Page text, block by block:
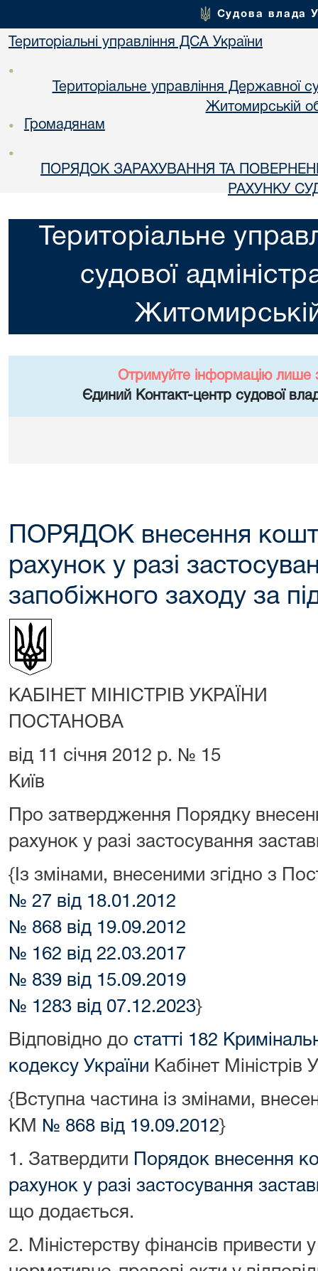
Судова влада
Територіальні управління ДСА України
•
Територіальне управління Державної
Житомирській
• Громадянам
•
ПОРЯДОК ЗАРАХУВАННЯ ТА
РАХУНКУ
Територіальне
судової
Отримуйте інформацію лише
Єдиний Контакт-центр судової
ПОРЯДОК внесення
рахунок у разі
запобіжного заходу за
КАБІНЕТ МІНІСТРІВ УКРАЇНИ
ПОСТАНОВА
від 11 січня 2012 р. № 15
Київ
Про затвердження Порядку
рахунок у разі застосування
{Із змінами, внесеними згідно з
№ 27 від 18.01.2012
№ 868 від 19.09.2012
№ 162 від 22.03.2017
№ 839 від 15.09.2019
№ 1283 від 07.12.2023}
Відповідно до статті 182
кодексу України Кабінет Міністрів
{Вступна частина із змінами,
КМ
№ 868 від 19.09.2012}
1. Затвердити
Порядок внесення
рахунок у разі застосування
що додається.
2. Міністерству фінансів привести